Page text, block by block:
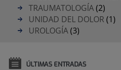
TRAUMATOLOGÍA(2)
UNIDAD DEL DOLOR(1)
UROLOGÍA(3)
ÚLTIMAS ENTRADAS